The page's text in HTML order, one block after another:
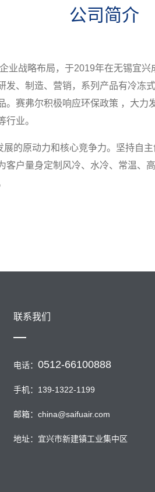
公司简介
业战略布局，于2019年在无锡宜
、制造、营销，系列产品有冷
赛弗尔积极响应环保政策 ，大
行业。
的原动力和核心竞争力。坚持自
户量身定制风冷、水冷、常温
联系我们
电话：0512-66100888
手机：139-1322-1199
邮箱：china@saifuair.com
地址：宜兴市新建镇工业集中区